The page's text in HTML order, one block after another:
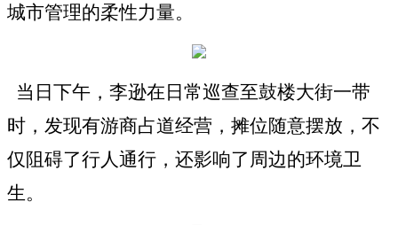
城市管理的柔性力量。
当日下午，李逊在日常巡查至鼓楼大街一带
时，发现有游商占道经营，摊位随意摆放，不
仅阻碍了行人通行，还影响了周边的环境卫
生。